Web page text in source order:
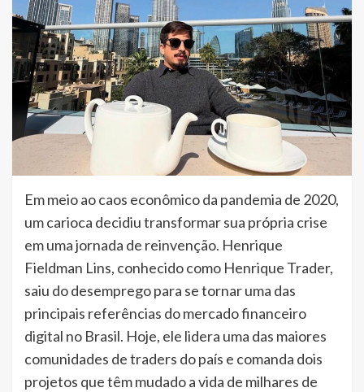
Em meio ao caos econômico da pandemia de 2020,
um carioca decidiu transformar sua própria crise
em uma jornada de reinvenção. Henrique
Fieldman Lins, conhecido como Henrique Trader,
saiu do desemprego para se tornar uma das
principais referências do mercado financeiro
digital no Brasil. Hoje, ele lidera uma das maiores
comunidades de traders do país e comanda dois
projetos que têm mudado a vida de milhares de